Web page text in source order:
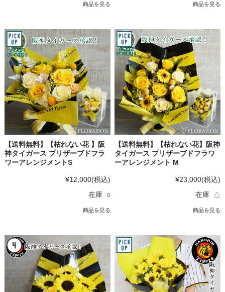
商品を見る 商品を見る
【送料無料】【枯れない花 】阪
神タイガース プリザーブドフラ
ワーアレンジメントS
¥12,000(税込)
在庫 ○
商品を見る
【送料無料】【枯れない花】阪神
タイガース プリザーブドフラワ
ーアレンジメント M
¥23,000(税込)
在庫 △
商品を見る